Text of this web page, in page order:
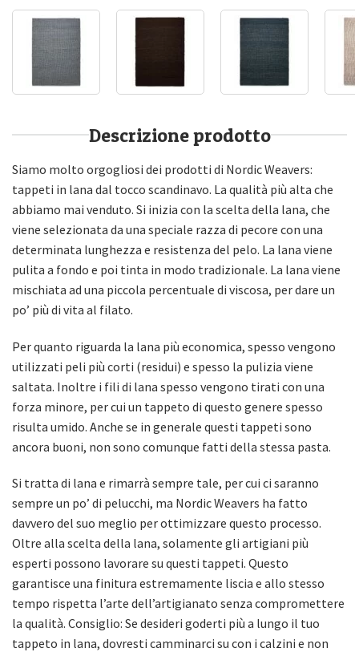
Descrizione prodotto
Siamo molto orgogliosi dei prodotti di Nordic Weavers:
tappeti in lana dal tocco scandinavo. La qualità più alta che
abbiamo mai venduto. Si inizia con la scelta della lana, che
viene selezionata da una speciale razza di pecore con una
determinata lunghezza e resistenza del pelo. La lana viene
pulita a fondo e poi tinta in modo tradizionale. La lana viene
mischiata ad una piccola percentuale di viscosa, per dare un
po’ più di vita al filato.
Per quanto riguarda la lana più economica, spesso vengono
utilizzati peli più corti (residui) e spesso la pulizia viene
saltata. Inoltre i fili di lana spesso vengono tirati con una
forza minore, per cui un tappeto di questo genere spesso
risulta umido. Anche se in generale questi tappeti sono
ancora buoni, non sono comunque fatti della stessa pasta.
Si tratta di lana e rimarrà sempre tale, per cui ci saranno
sempre un po’ di pelucchi, ma Nordic Weavers ha fatto
davvero del suo meglio per ottimizzare questo processo.
Oltre alla scelta della lana, solamente gli artigiani più
esperti possono lavorare su questi tappeti. Questo
garantisce una finitura estremamente liscia e allo stesso
tempo rispetta l’arte dell’artigianato senza compromettere
la qualità. Consiglio: Se desideri goderti più a lungo il tuo
tappeto in lana, dovresti camminarci su con i calzini e non